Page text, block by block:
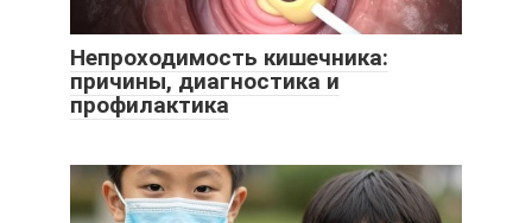
Непроходимость кишечника:
причины, диагностика и
профилактика